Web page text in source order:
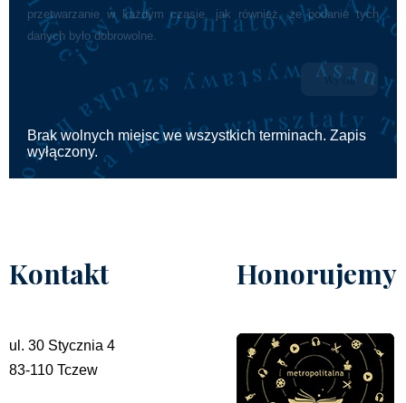
przetwarzanie w każdym czasie, jak również, że podanie tych
danych było dobrowolne.
Brak wolnych miejsc we wszystkich terminach. Zapis
wyłączony.
Kontakt
ul. 30 Stycznia 4
83-110 Tczew
Honorujemy